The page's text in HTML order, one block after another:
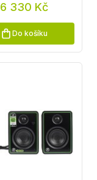
6 330 Kč
Do košíku